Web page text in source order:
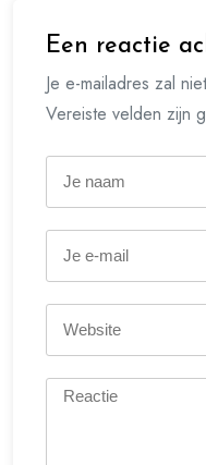
Een reactie
Je e-mailadres zal
Vereiste velden zijn